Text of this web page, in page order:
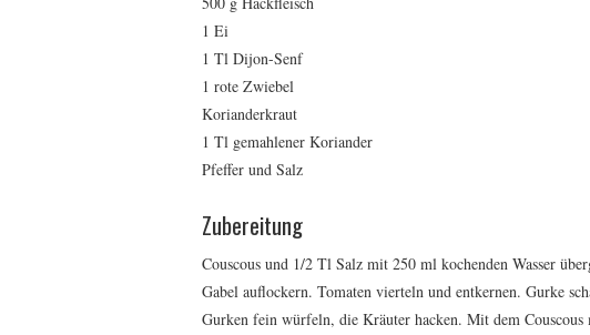
1 Ei
1 Tl Dijon-Senf
1 rote Zwiebel
Korianderkraut
1 Tl gemahlener Koriander
Pfeffer und Salz
Zubereitung
Couscous und 1/2 Tl Salz mit 250 ml kochenden Wasser
Gabel auflockern. Tomaten vierteln und entkernen. Gurke
Gurken fein würfeln, die Kräuter hacken. Mit dem